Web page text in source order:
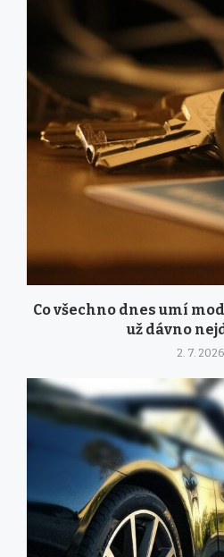
Co všechno dnes umí
už dávno
2. 7. 2026